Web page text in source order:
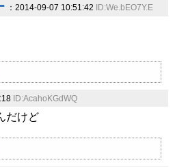
：2014-09-07 10:51:42 ID:We.bEO7Y.E
ID:AcahoKGdWQ
だけど